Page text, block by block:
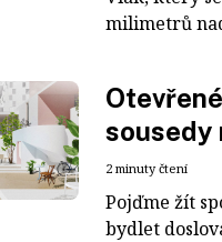
milimetrů
sousedy
2 minuty čtení
Pojďme žít
bydlet